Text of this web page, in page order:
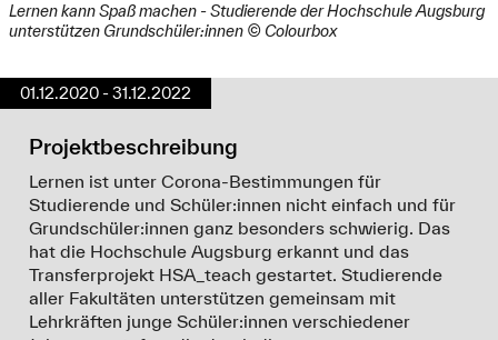
Lernen kann Spaß machen - Studierende der Hochschule Augsburg
unterstützen Grundschüler:innen © Colourbox
01.12.2020 - 31.12.2022
Projektbeschreibung
Lernen ist unter Corona-Bestimmungen für
Studierende und Schüler:innen nicht einfach und für
Grundschüler:innen ganz besonders schwierig. Das
hat die Hochschule Augsburg erkannt und das
Transferprojekt HSA_teach gestartet. Studierende
aller Fakultäten unterstützen gemeinsam mit
Lehrkräften junge Schüler:innen verschiedener